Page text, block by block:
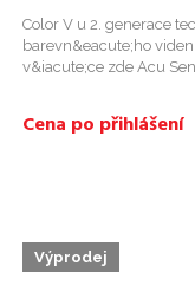
Color V u 2. generace
barevn&eacute;ho
v&iacute;ce zde Acu
Cena po přihlášení
Výprodej